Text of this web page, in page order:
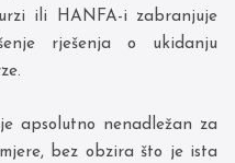
ili HANFA-i zabranjuje
rješenja o ukidanju
apsolutno nenadležan za
bez obzira što je ista